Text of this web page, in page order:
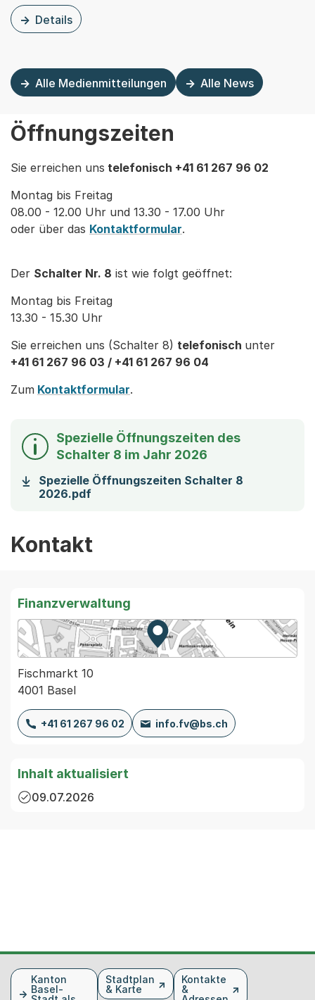
Details
zu dieser Medienmitteilung: Solidarische Unterstützung
Alle Medienmitteilungen Alle News
Öffnungszeiten
Sie erreichen uns telefonisch +41 61 267 96 02
Montag bis Freitag
08.00 - 12.00 Uhr und 13.30 - 17.00 Uhr
oder über das Kontaktformular.
Der Schalter Nr. 8 ist wie folgt geöffnet:
Montag bis Freitag
13.30 - 15.30 Uhr
Sie erreichen uns (Schalter 8) telefonisch unter
+41 61 267 96 03 / +41 61 267 96 04
Zum Kontaktformular.
Spezielle Öffnungszeiten des
Schalter 8 im Jahr 2026
Spezielle Öffnungszeiten Schalter 8
2026.pdf(Startet einen Download)
Kontakt
Finanzverwaltung
Zur Karte von MapBS.
Externer Link, wird in einem
Fischmarkt 10
4001 Basel
+41 61 267 96 02 info.fv@bs.ch
Inhalt aktualisiert
09.07.2026
FusszeileKanton
Basel-
Stadtplan
& Karte
Kontakte
&